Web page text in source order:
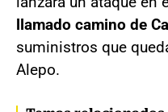
llamado camino de
suministros que
Alepo.